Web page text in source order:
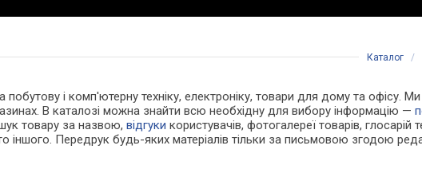
Каталог /
побутову і комп'ютерну техніку, електроніку, товари для дому та офісу.
В каталозі можна знайти всю необхідну для вибору інформацію —
товару за назвою,відгуки користувачів, фотогалереї товарів, глосарій
іншого. Передрук будь-яких матеріалів тільки за письмовою згодою